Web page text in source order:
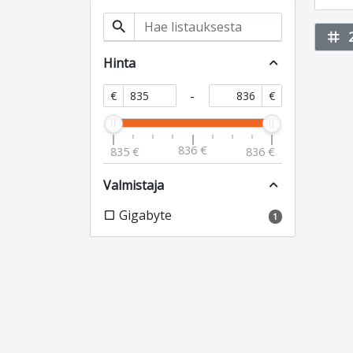
search
Hinta expand_less
€ - €
835 € 836 € 836 €
Valmistaja expand_less
check_box_outline_blank Gigabyte 1
tag